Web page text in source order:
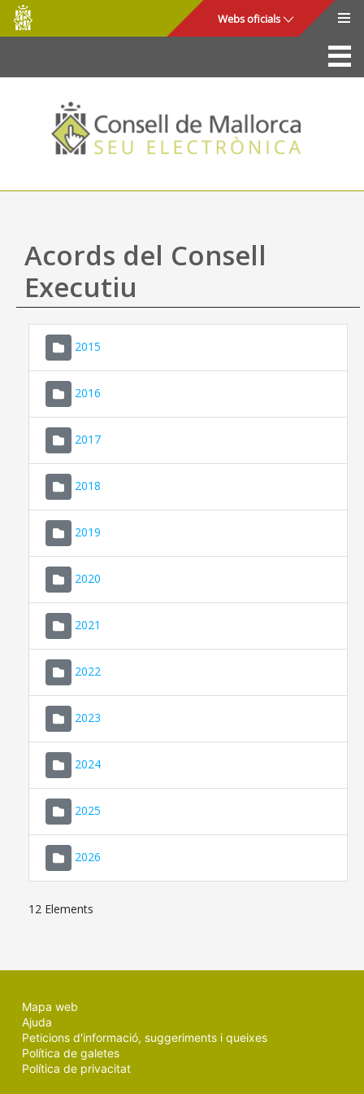
Salta al contingut principal
Consell
de
Mallorca
Webs oficials
La Seu
Consell de Mallorca
Accés i seguretat
Utilitats
Ajuda
Acords del Consell
Executiu
2015
2016
2017
2018
2019
2020
2021
2022
2023
2024
2025
2026
12 Elements
Mapa web
Ajuda
Peticions d'informació, suggeriments i queixes
Política de galetes
Política de privacitat